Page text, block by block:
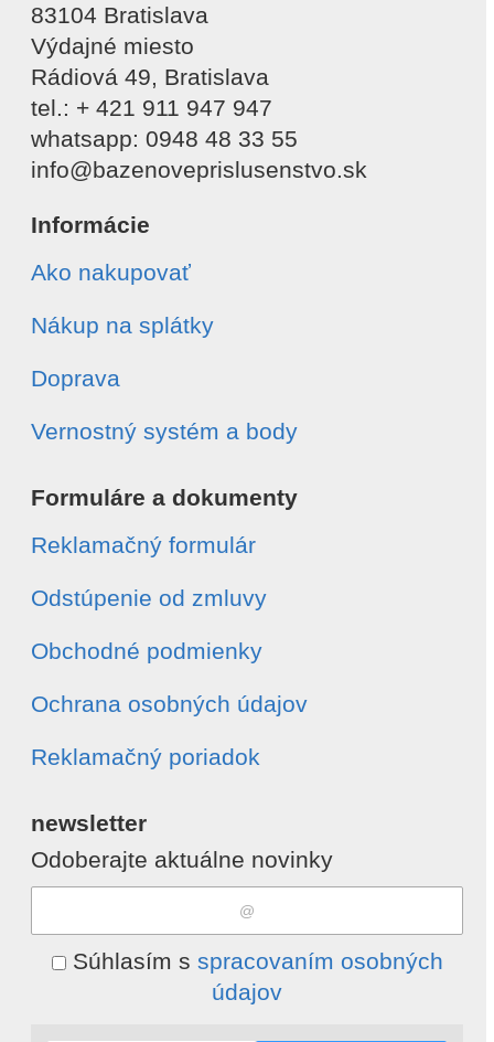
83104 Bratislava
Výdajné miesto
Rádiová 49, Bratislava
tel.: + 421 911 947 947
whatsapp: 0948 48 33 55
info@bazenoveprislusenstvo.sk
Informácie
Ako nakupovať
Nákup na splátky
Doprava
Vernostný systém a body
Formuláre a dokumenty
Reklamačný formulár
Odstúpenie od zmluvy
Obchodné podmienky
Ochrana osobných údajov
Reklamačný poriadok
newsletter
Odoberajte aktuálne novinky
Súhlasím s spracovaním osobných
údajov